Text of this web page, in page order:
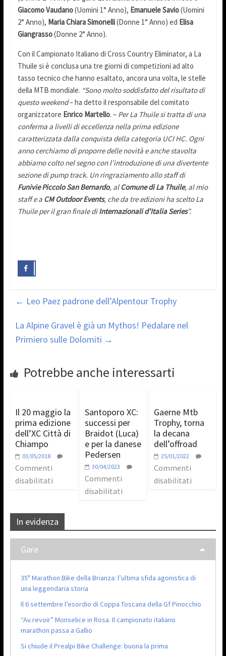
Giacomo Vaudano(Uomini 1° Anno), Emanuele Savio(Uomini
2° Anno), Maria Chiara Simonelli(Donne 1° Anno) ed Elisa
Giangrasso(Donne 2° Anno).
Con il Campionato Italiano di Cross Country Eliminator, a La
Thuile si è conclusa una tre giorni di competizioni ad alto
tasso tecnico che hanno esaltato, ancora una volta, le stelle
della MTB mondiale. “Sono molto soddisfatto del risultato di
questo weekend– ha detto il responsabile del comitato
organizzatore Enrico Martello. – Per La Thuile si tratta di una
conferma a livelli di eccellenza nella prima edizione
caratterizzata dalla conquista della categoria UCI HC. Ogni
anno cerchiamo di proporre delle novità e anche stavolta
abbiamo colto nel segno con l’introduzione di una divertente
sezione di pump track. Un ringraziamento allo staff di
Funivie Piccolo San Bernardo, alComune di La Thuile, al mio
staff e a CM Outdoor Events, che da tre edizioni ha scelto La
Thuile per il gran finale diInternazionali d’Italia Series”.
← Leo Paez padrone dell’Alpentour Trophy
La Alpine Gravel è già un Mythos! Pedalare nel
Primiero sulle Dolomiti →
Potrebbe anche interessarti
Il 20 maggio la
prima edizione
dell’XC Città di
Chiampo
03/05/2018
Commenti
disabilitati
Santoporo XC:
successi per
Braidot (Luca)
e per la danese
Pedersen
30/04/2023
Commenti
disabilitati
Gaerne Mtb
Trophy, torna
la decana
dell’offroad
25/01/2022
Commenti
disabilitati
In evidenza
Gare
35ª Marathon Bike della Brianza: l’ultima sfida agonistica di
una leggendaria storia
Il 6 settembre l’esordio di Coppa Toscana della Gf Pinocchio
“Au revoir” Monselice in Rosa. Il campionato italiano
marathon passa a Gallio
Si chiude il Prealpi Bike Challenge: buona la prima